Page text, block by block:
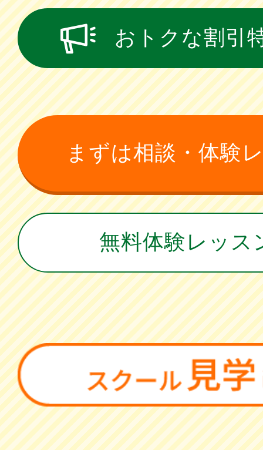
おトクな割引
まずは相談・体験
無料体験レッス